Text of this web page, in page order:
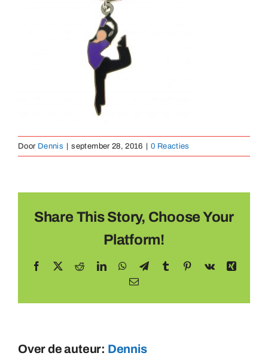
Door Dennis | september 28, 2016 | 0 Reacties
Share This Story, Choose Your
Platform!
Facebook RedditLinkedInWhatsApp
TelegramTumblr Pinterest
Vk
Xing
E-
Over de auteur: Dennis